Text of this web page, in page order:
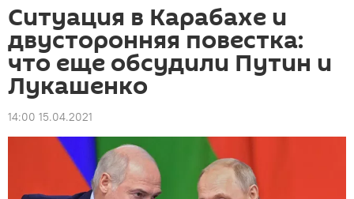
Ситуация в Карабахе и
двусторонняя повестка:
что еще обсудили Путин и
Лукашенко
14:00 15.04.2021